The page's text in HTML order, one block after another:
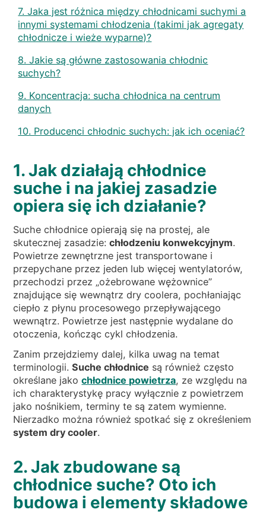
7. Jaka jest różnica między chłodnicami suchymi a
innymi systemami chłodzenia (takimi jak agregaty
chłodnicze i wieże wyparne)?
8. Jakie są główne zastosowania chłodnic
suchych?
9. Koncentracja: sucha chłodnica na centrum
danych
10. Producenci chłodnic suchych: jak ich oceniać?
1. Jak działają chłodnice
suche i na jakiej zasadzie
opiera się ich działanie?
Suche chłodnice opierają się na prostej, ale
skutecznej zasadzie:chłodzeniu konwekcyjnym.
Powietrze zewnętrzne jest transportowane i
przepychane przez jeden lub więcej wentylatorów,
przechodzi przez „ożebrowane wężownice”
znajdujące się wewnątrz dry coolera, pochłaniając
ciepło z płynu procesowego przepływającego
wewnątrz. Powietrze jest następnie wydalane do
otoczenia, kończąc cykl chłodzenia.
Zanim przejdziemy dalej, kilka uwag na temat
terminologii.Suche chłodnice są również często
określane jakochłodnice powietrza, ze względu na
ich charakterystykę pracy wyłącznie z powietrzem
jako nośnikiem, terminy te są zatem wymienne.
Nierzadko można również spotkać się z określeniem
system dry cooler.
2. Jak zbudowane są
chłodnice suche? Oto ich
budowa i elementy składowe